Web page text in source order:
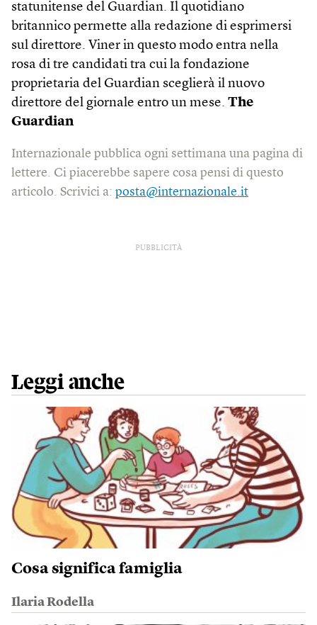
statunitense del Guardian. Il quotidiano
britannico permette alla redazione di esprimersi
sul direttore. Viner in questo modo entra nella
rosa di tre candidati tra cui la fondazione
proprietaria del Guardian sceglierà il nuovo
direttore del giornale entro un mese. The
Guardian
Internazionale pubblica ogni settimana una pagina di
lettere. Ci piacerebbe sapere cosa pensi di questo
articolo. Scrivici a: posta@internazionale.it
PUBBLICITÀ
Leggi anche
Cosa significa famiglia
Ilaria Rodella